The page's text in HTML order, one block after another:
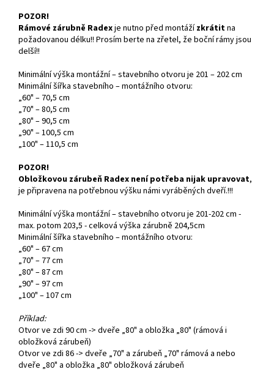
POZOR!
Rámové zárubně Radexje nutno před montážízkrátitna
požadovanou délku!! Prosím berte na zřetel, že boční rámy jsou
delší!!
Minimální výška montážní – stavebního otvoru je 201 – 202 cm
Minimální šířka stavebního – montážního otvoru:
„60" – 70,5 cm
„70" – 80,5 cm
„80" – 90,5 cm
„90" – 100,5 cm
„100" – 110,5 cm
POZOR!
Obložkovou zárubeň Radex není potřeba nijak upravovat,
je připravena na potřebnou výšku námi vyráběných dveří.!!!
Minimální výška montážní – stavebního otvoru je 201-202 cm -
max. potom 203,5 - celková výška zárubně 204,5cm
Minimální šířka stavebního – montážního otvoru:
„60" – 67 cm
„70" – 77 cm
„80" – 87 cm
„90" – 97 cm
„100" – 107 cm
Příklad:
Otvor ve zdi 90 cm -> dveře „80" a obložka „80" (rámová i
obložková zárubeň)
Otvor ve zdi 86 -> dveře „70" a zárubeň „70" rámová a nebo
dveře „80" a obložka „80" obložková zárubeň